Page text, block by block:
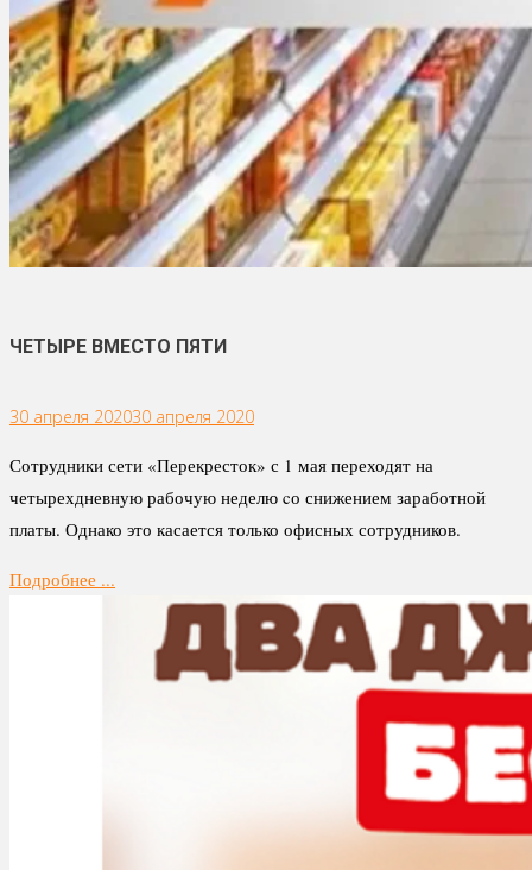
ЧЕТЫРЕ ВМЕСТО ПЯТИ
30 апреля 202030 апреля 2020
Сотрудники сети «Перекресток» с 1 мая переходят на
четырехдневную рабочую неделю cо снижением заработной
платы. Однако это касается только офисных сотрудников.
Подробнее ...